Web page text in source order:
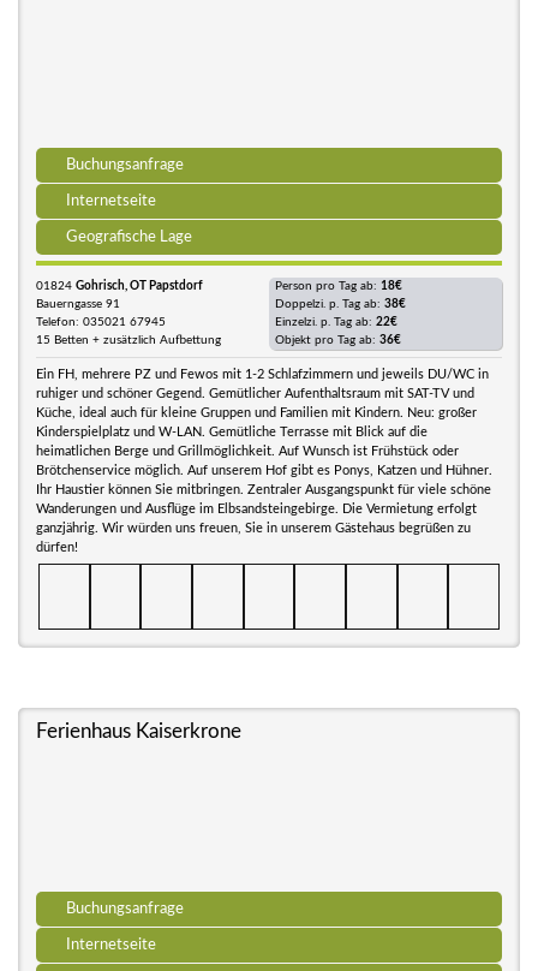
Buchungsanfrage
Internetseite
Geografische Lage
01824 Gohrisch, OT Papstdorf
Bauerngasse 91
Telefon: 035021 67945
15 Betten + zusätzlich Aufbettung
Person pro Tag ab: 18€
Doppelzi. p. Tag ab: 38€
Einzelzi. p. Tag ab: 22€
Objekt pro Tag ab: 36€
Ein FH, mehrere PZ und Fewos mit 1-2 Schlafzimmern und jeweils DU/WC in
ruhiger und schöner Gegend. Gemütlicher Aufenthaltsraum mit SAT-TV und
Küche, ideal auch für kleine Gruppen und Familien mit Kindern. Neu: großer
Kinderspielplatz und W-LAN. Gemütliche Terrasse mit Blick auf die
heimatlichen Berge und Grillmöglichkeit. Auf Wunsch ist Frühstück oder
Brötchenservice möglich. Auf unserem Hof gibt es Ponys, Katzen und Hühner.
Ihr Haustier können Sie mitbringen. Zentraler Ausgangspunkt für viele schöne
Wanderungen und Ausflüge im Elbsandsteingebirge. Die Vermietung erfolgt
ganzjährig. Wir würden uns freuen, Sie in unserem Gästehaus begrüßen zu
dürfen!
Ferienhaus Kaiserkrone
Buchungsanfrage
Internetseite